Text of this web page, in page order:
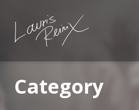
Category